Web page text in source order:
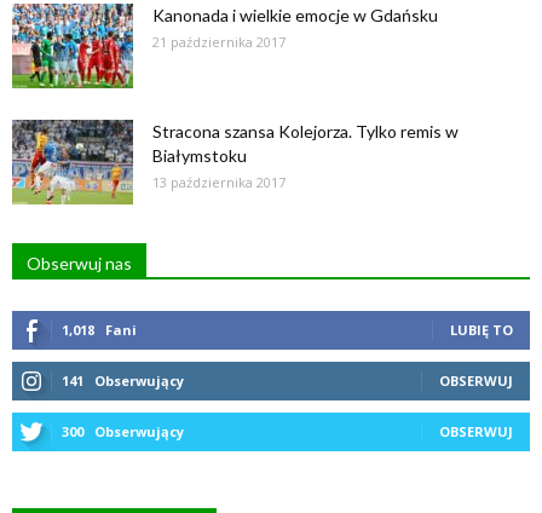
Kanonada i wielkie emocje w Gdańsku
21 października 2017
Stracona szansa Kolejorza. Tylko remis w
Białymstoku
13 października 2017
Obserwuj nas
1,018 Fani LUBIĘ TO
141 Obserwujący OBSERWUJ
300 Obserwujący OBSERWUJ